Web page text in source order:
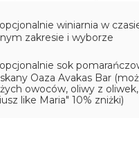
opcjonalnie winiarnia w
zakresie i wyborze
opcjonalnie sok
Oaza Avakas Bar
owoców, oliwy z oliwek,
like Maria" 10% zniżki)